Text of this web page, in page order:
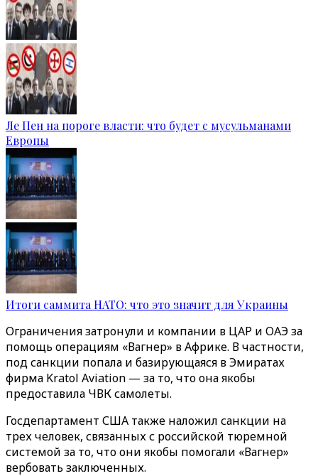
Ле Пен на пороге власти: что будет с мусульманами
Европы
Итоги саммита НАТО: что это значит для Украины
Ограничения затронули и компании в ЦАР и ОАЭ за
помощь операциям «Вагнер‎»‎ в Африке. В частности,
под санкции попала и базирующаяся в Эмиратах
фирма Kratol Aviation — за то, что она якобы
предоставила ЧВК самолеты.
Госдепартамент США также наложил санкции на
трех человек, связанных с российской тюремной
системой за то, что они якобы помогали «‎Вагнер»‎
вербовать заключенных.